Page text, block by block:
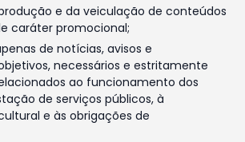
e da veiculação de conteúdos
caráter promocional;
de notícias, avisos e
necessários e estritamente
ao funcionamento dos
de serviços públicos, à
e às obrigações de